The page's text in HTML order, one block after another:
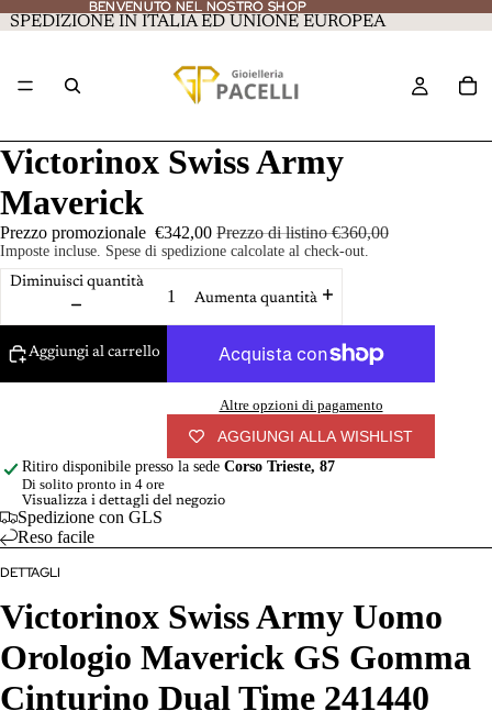
BENVENUTO NEL NOSTRO SHOP
BENVENUTO NEL NOSTRO SHOP
SPEDIZIONE IN ITALIA ED UNIONE EUROPEA
Victorinox Swiss Army
Maverick
Prezzo promozionale €342,00 Prezzo di listino€360,00
Imposte incluse. Spese di spedizione calcolate al check-out.
Diminuisci quantità
Aumenta quantità
Aggiungi al carrello
Altre opzioni di pagamento
AGGIUNGI ALLA WISHLIST
Ritiro disponibile presso la sede Corso Trieste, 87
Di solito pronto in 4 ore
Visualizza i dettagli del negozio
Spedizione con GLS
Reso facile
DETTAGLI
Victorinox Swiss Army Uomo
Orologio Maverick GS Gomma
Cinturino Dual Time 241440